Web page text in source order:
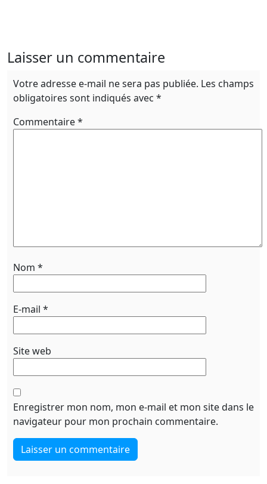
Laisser un commentaire
Votre adresse e-mail ne sera pas publiée. Les champs
obligatoires sont indiqués avec *
Commentaire*
Nom *
E-mail *
Site web
Enregistrer mon nom, mon e-mail et mon site dans le
navigateur pour mon prochain commentaire.